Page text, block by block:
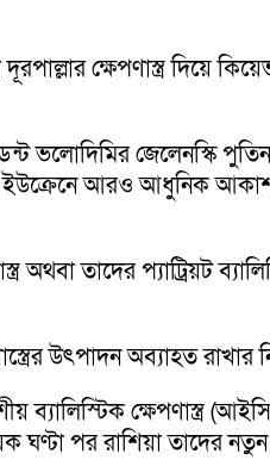
ক্ষেপণাস্ত্র দিয়ে
ভলোদিমির জেলেনস্কি
ইউক্রেনে আরও আধুনিক আকাশ
তাদের প্যাট্রিয়ট
উৎপাদন অব্যাহত রাখার
ক্ষেপণাস্ত্র
ঘণ্টা পর রাশিয়া তাদের